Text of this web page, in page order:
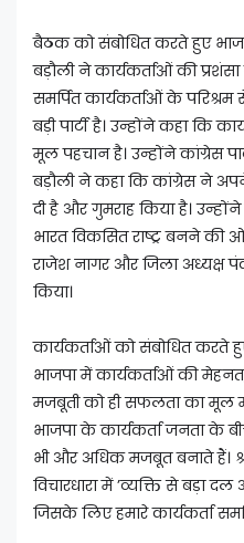
बैठक को संबोधित करते हुए
बड़ौली ने कार्यकर्ताओं की
समर्पित कार्यकर्ताओं के
बड़ी पार्टी है। उन्होंने कहा कि
मूल पहचान है। उन्होंने कांग्रेस
बड़ौली ने कहा कि कांग्रेस ने
दी है और गुमराह किया है।
भारत विकसित राष्ट्र बनने की
राजेश नागर और जिला अध्यक्ष
किया।
कार्यकर्ताओं को संबोधित करते
भाजपा में कार्यकर्ताओं की
मजबूती को ही सफलता का मूल
भाजपा के कार्यकर्ता जनता
भी और अधिक मजबूत बनाते हैं।
विचारधारा में ’व्यक्ति से बड़ा
जिसके लिए हमारे कार्यकर्ता